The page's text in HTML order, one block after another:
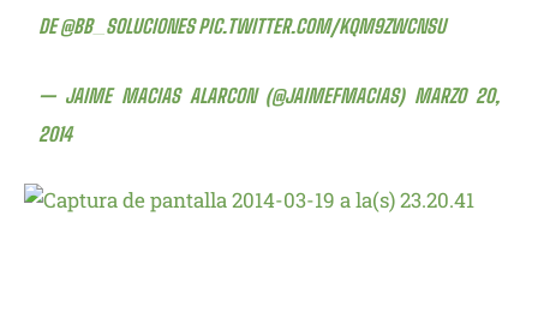
DE@BB_SOLUCIONESPIC.TWITTER.COM/KQM9ZWCNSU
— JAIME MACIAS ALARCON (@JAIMEFMACIAS) MARZO 20,
2014